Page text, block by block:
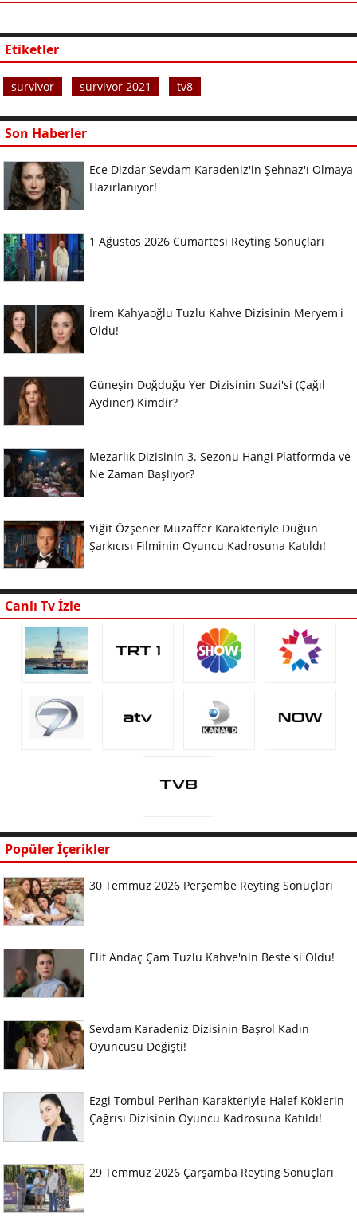
Etiketler
survivor survivor 2021 tv8
Son Haberler
Ece Dizdar Sevdam Karadeniz'in Şehnaz'ı Olmaya
Hazırlanıyor!
1 Ağustos 2026 Cumartesi Reyting Sonuçları
İrem Kahyaoğlu Tuzlu Kahve Dizisinin Meryem'i
Oldu!
Güneşin Doğduğu Yer Dizisinin Suzi'si (Çağıl
Aydıner) Kimdir?
Mezarlık Dizisinin 3. Sezonu Hangi Platformda ve
Ne Zaman Başlıyor?
Yiğit Özşener Muzaffer Karakteriyle Düğün
Şarkıcısı Filminin Oyuncu Kadrosuna Katıldı!
Canlı Tv İzle
Popüler İçerikler
30 Temmuz 2026 Perşembe Reyting Sonuçları
Elif Andaç Çam Tuzlu Kahve'nin Beste'si Oldu!
Sevdam Karadeniz Dizisinin Başrol Kadın
Oyuncusu Değişti!
Ezgi Tombul Perihan Karakteriyle Halef Köklerin
Çağrısı Dizisinin Oyuncu Kadrosuna Katıldı!
29 Temmuz 2026 Çarşamba Reyting Sonuçları